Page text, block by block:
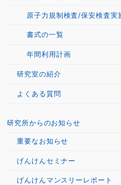
原子力規制検査/保安検査実
書式の一覧
年間利用計画
研究室の紹介
よくある質問
研究所からのお知らせ
重要なお知らせ
げんけんセミナー
げんけんマンスリーレポート